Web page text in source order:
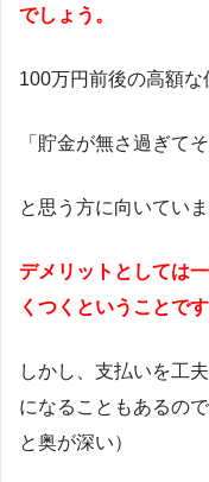
でしょう。
100万円前後の高額
「貯金が無さ過ぎて
と思う方に向いていま
デメリットとしては
くつくということです
しかし、支払いを工
になることもあるの
と奥が深い）